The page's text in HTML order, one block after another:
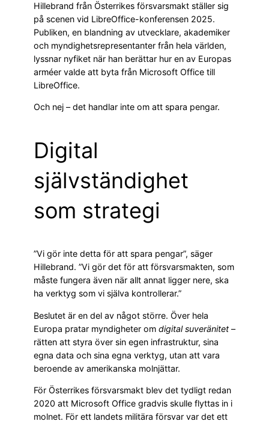
Hillebrand från Österrikes försvarsmakt ställer sig
på scenen vid LibreOffice-konferensen 2025.
Publiken, en blandning av utvecklare, akademiker
och myndighetsrepresentanter från hela världen,
lyssnar nyfiket när han berättar hur en av Europas
arméer valde att byta från Microsoft Office till
LibreOffice.
Och nej – det handlar inte om att spara pengar.
Digital
självständighet
som strategi
”Vi gör inte detta för att spara pengar”, säger
Hillebrand. ”Vi gör det för att försvarsmakten, som
måste fungera även när allt annat ligger nere, ska
ha verktyg som vi själva kontrollerar.”
Beslutet är en del av något större. Över hela
Europa pratar myndigheter om digital suveränitet –
rätten att styra över sin egen infrastruktur, sina
egna data och sina egna verktyg, utan att vara
beroende av amerikanska molnjättar.
För Österrikes försvarsmakt blev det tydligt redan
2020 att Microsoft Office gradvis skulle flyttas in i
molnet. För ett landets militära försvar var det ett